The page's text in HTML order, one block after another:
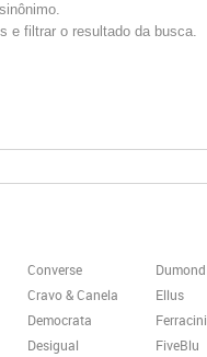
e filtrar o resultado da busca.
Converse
Cravo & Canela
Democrata
Desigual
Dumond
Ellus
Ferracini
FiveBlu